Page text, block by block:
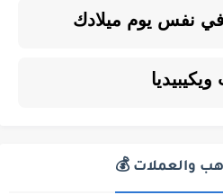
نفس يوم ميلادك
والعملات 💰